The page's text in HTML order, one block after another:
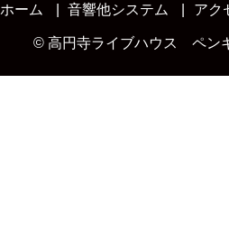
ホーム 音響他システム アク
© 高円寺ライブハウス ペン